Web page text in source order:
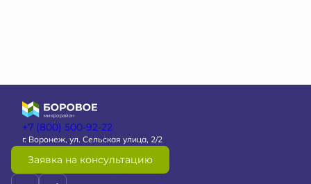
+7 (800) 500-92-22
г. Воронеж, ул. Сельская улица, 2/2
Заявка на консультацию